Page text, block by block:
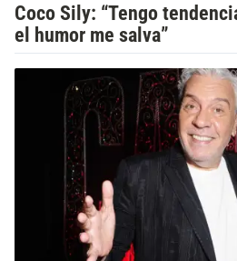
Coco Sily: “Tengo
el humor me salva”